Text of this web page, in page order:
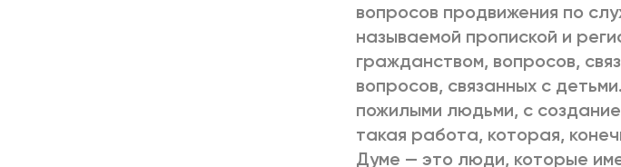
вопросов продвижения по
называемой пропиской и
гражданством, вопросов,
вопросов, связанных с
пожилыми людьми, с
такая работа, которая,
Думе — это люди, которые